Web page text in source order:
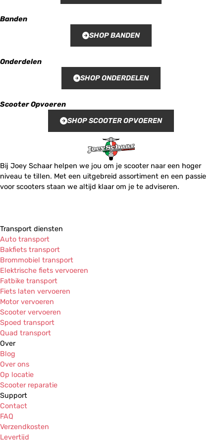
Banden
SHOP BANDEN
Onderdelen
SHOP ONDERDELEN
Scooter Opvoeren
SHOP SCOOTER OPVOEREN
Bij Joey Schaar helpen we jou om je scooter naar een hoger
niveau te tillen. Met een uitgebreid assortiment en een passie
voor scooters staan we altijd klaar om je te adviseren.
Transport diensten
Auto transport
Bakfiets transport
Brommobiel transport
Elektrische fiets vervoeren
Fatbike transport
Fiets laten vervoeren
Motor vervoeren
Scooter vervoeren
Spoed transport
Quad transport
Over
Blog
Over ons
Op locatie
Scooter reparatie
Support
Contact
FAQ
Verzendkosten
Levertijd